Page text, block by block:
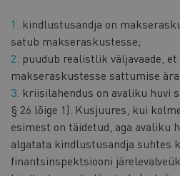
kindlustusandja on
satub makseraskustesse;
puudub realistlik väljavaade,
makseraskustesse sattumise ära
kriisilahendus on avaliku huvi
§ 26 lõige 1). Kusjuures, kui
esimest on täidetud, aga avaliku
algatata kindlustusandja suhtes
finantsinspektsiooni